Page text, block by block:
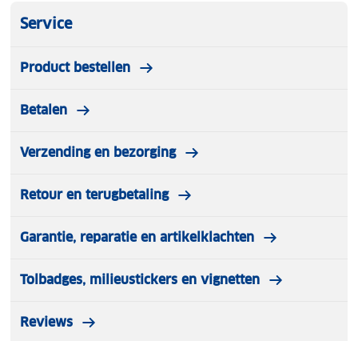
Service
Product bestellen
Betalen
Verzending en bezorging
Retour en terugbetaling
Garantie, reparatie en artikelklachten
Tolbadges, milieustickers en vignetten
Reviews